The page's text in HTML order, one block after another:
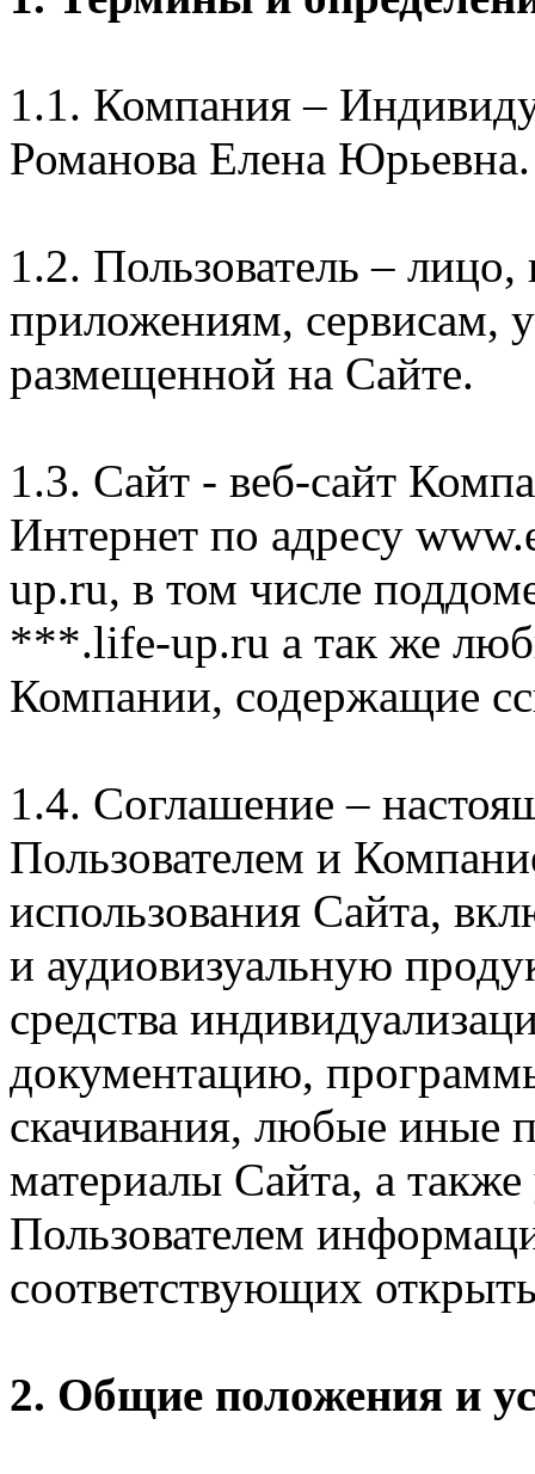
1.1. Компания –
Романова Елена Юрьевна.
1.2. Пользователь –
приложениям, сервисам,
размещенной на Сайте.
1.3. Сайт - веб-сайт
Интернет по адресу
up.ru, в том числе
***.life-up.ru а так же
Компании, содержащие
1.4. Соглашение –
Пользователем и
использования Сайта,
и аудиовизуальную
средства
документацию,
скачивания, любые иные
материалы Сайта, а
Пользователем
соответствующих
2. Общие положения и